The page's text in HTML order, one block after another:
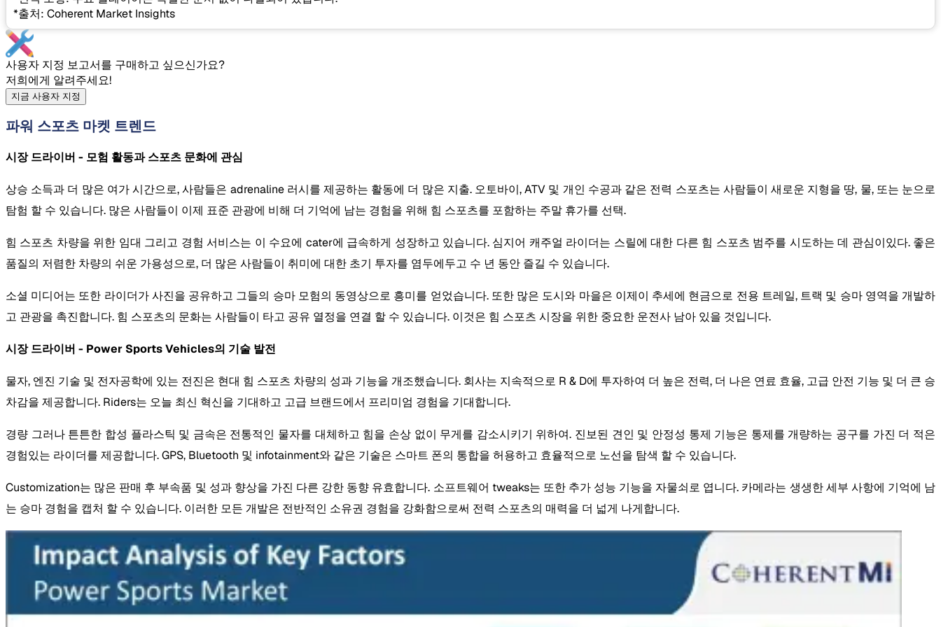
*출처: Coherent Market Insights
사용자 지정 보고서를 구매하고 싶으신가요?
저희에게 알려주세요!
지금 사용자 지정
파워 스포츠 마켓 트렌드
시장 드라이버 - 모험 활동과 스포츠 문화에 관심
상승 소득과 더 많은 여가 시간으로, 사람들은 adrenaline 러시를 제공하는 활동에 더 많은 지출. 오토바이, ATV 및 개인 수공과 같은 전력 스포츠는 사람들이 새로운 지형을 땅, 물, 또는 눈으로
탐험 할 수 있습니다. 많은 사람들이 이제 표준 관광에 비해 더 기억에 남는 경험을 위해 힘 스포츠를 포함하는 주말 휴가를 선택.
힘 스포츠 차량을 위한 임대 그리고 경험 서비스는 이 수요에 cater에 급속하게 성장하고 있습니다. 심지어 캐주얼 라이더는 스릴에 대한 다른 힘 스포츠 범주를 시도하는 데 관심이있다. 좋은
품질의 저렴한 차량의 쉬운 가용성으로, 더 많은 사람들이 취미에 대한 초기 투자를 염두에두고 수 년 동안 즐길 수 있습니다.
소셜 미디어는 또한 라이더가 사진을 공유하고 그들의 승마 모험의 동영상으로 흥미를 얻었습니다. 또한 많은 도시와 마을은 이제이 추세에 현금으로 전용 트레일, 트랙 및 승마 영역을 개발하
고 관광을 촉진합니다. 힘 스포츠의 문화는 사람들이 타고 공유 열정을 연결 할 수 있습니다. 이것은 힘 스포츠 시장을 위한 중요한 운전사 남아 있을 것입니다.
시장 드라이버 - Power Sports Vehicles의 기술 발전
물자, 엔진 기술 및 전자공학에 있는 전진은 현대 힘 스포츠 차량의 성과 기능을 개조했습니다. 회사는 지속적으로 R & D에 투자하여 더 높은 전력, 더 나은 연료 효율, 고급 안전 기능 및 더 큰 승
차감을 제공합니다. Riders는 오늘 최신 혁신을 기대하고 고급 브랜드에서 프리미엄 경험을 기대합니다.
경량 그러나 튼튼한 합성 플라스틱 및 금속은 전통적인 물자를 대체하고 힘을 손상 없이 무게를 감소시키기 위하여. 진보된 견인 및 안정성 통제 기능은 통제를 개량하는 공구를 가진 더 적은
경험있는 라이더를 제공합니다. GPS, Bluetooth 및 infotainment와 같은 기술은 스마트 폰의 통합을 허용하고 효율적으로 노선을 탐색 할 수 있습니다.
Customization는 많은 판매 후 부속품 및 성과 향상을 가진 다른 강한 동향 유효합니다. 소프트웨어 tweaks는 또한 추가 성능 기능을 자물쇠로 엽니다. 카메라는 생생한 세부 사항에 기억에 남
는 승마 경험을 캡처 할 수 있습니다. 이러한 모든 개발은 전반적인 소유권 경험을 강화함으로써 전력 스포츠의 매력을 더 넓게 나게합니다.